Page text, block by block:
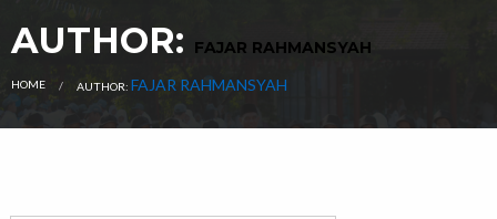
AUTHOR: FAJAR RAHMANSYAH
HOME CURRENT:
AUTHOR: FAJAR RAHMANSYAH